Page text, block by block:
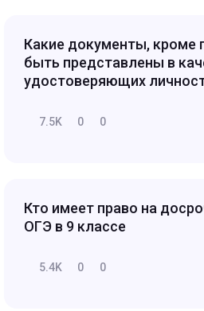
Какие документы, кроме
быть представлены в
удостоверяющих
7.5K 0 0
Кто имеет право на
ОГЭ в 9 классе
5.4K 0 0